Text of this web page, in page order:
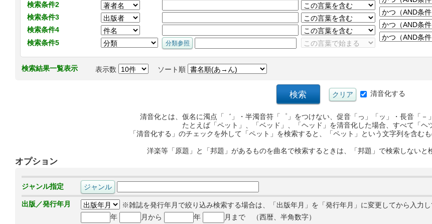
検索条件2
検索条件3
検索条件4
検索条件5
検索結果一覧表示 表示数 ソート順
清音化する
清音化とは、仮名に濁点「゛」・半濁音符「゜」をつけない、促音「っ」「ッ」・長音「－
たとえば「ペット」、「ベッド」、「ヘッド」を清音化した場合、すべて「ヘ
「清音化する」のチェックを外して「ペット」を検索すると、「ペット」という文字列を含む
洋楽等「原題」と「邦題」があるものを曲名で検索するときは、「邦題」で検索しないと
オプション
ジャンル指定
出版／発行年月
※雑誌を発行年月で絞り込み検索する場合は、「出版年月」を「発行年月」に変更してから入力し
年
月から 年 月まで （西暦、半角数字）